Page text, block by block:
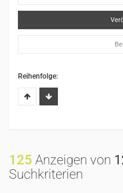
Reihenfolge:
125 Anzeigen von
Suchkriterien